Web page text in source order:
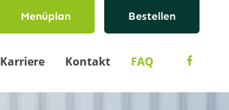
Menüplan Bestellen
Karriere Kontakt FAQ